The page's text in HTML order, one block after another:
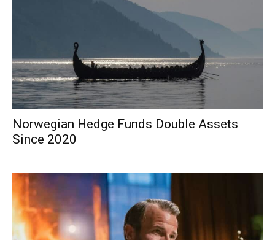
Norwegian Hedge Funds Double Assets
Since 2020